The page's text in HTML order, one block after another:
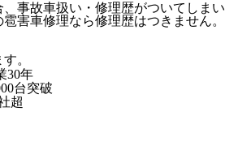
事故車扱い・修理歴がついてしまい
害車修理なら修理歴はつきません。
。